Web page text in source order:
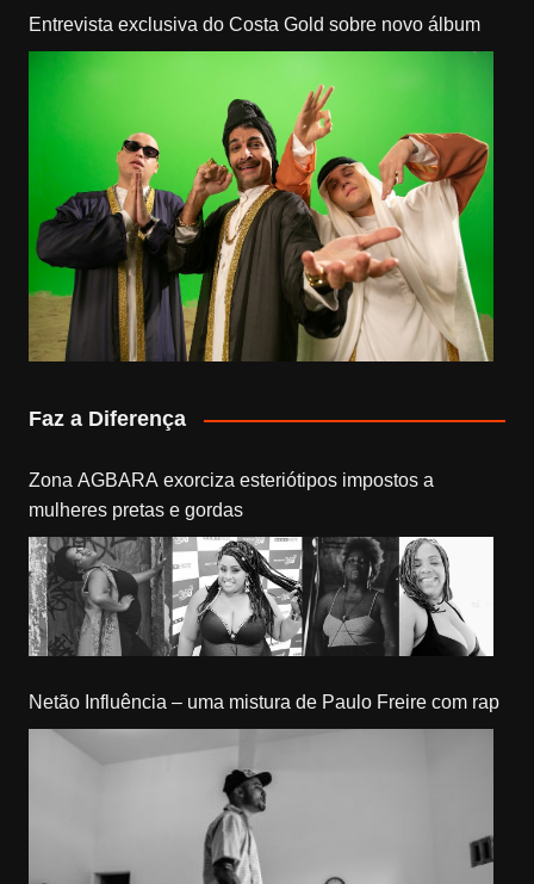
Entrevista exclusiva do Costa Gold sobre novo álbum
Faz a Diferença
Zona AGBARA exorciza esteriótipos impostos a
mulheres pretas e gordas
Netão Influência – uma mistura de Paulo Freire com rap